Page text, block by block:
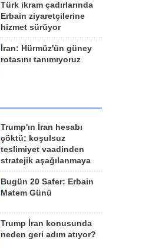
Türk ikram çadırlarında
Erbain ziyaretçilerine
hizmet sürüyor
İran: Hürmüz'ün güney
rotasını tanımıyoruz
Trump'ın İran hesabı
çöktü; koşulsuz
teslimiyet vaadinden
stratejik aşağılanmaya
Bugün 20 Safer: Erbain
Matem Günü
Trump İran konusunda
neden geri adım atıyor?